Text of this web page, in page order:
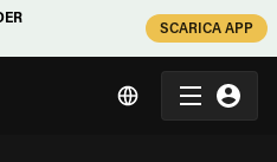
SCARICA APP